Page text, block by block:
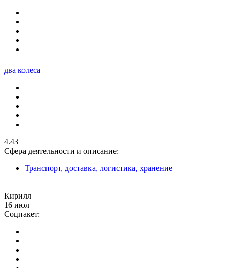
два колеса
4.43
Сфера деятельности и описание:
Транспорт, доставка, логистика, хранение
Кирилл
16 июл
Соцпакет: